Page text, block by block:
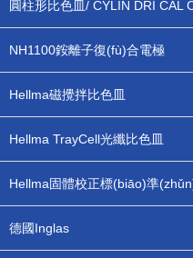
圓柱形比色皿/ CYLIN DRI CAL
NH1100銨離子復(fù)合電極
Hellma磁攪拌比色皿
Hellma TrayCell光纖比色皿
德國Inglas